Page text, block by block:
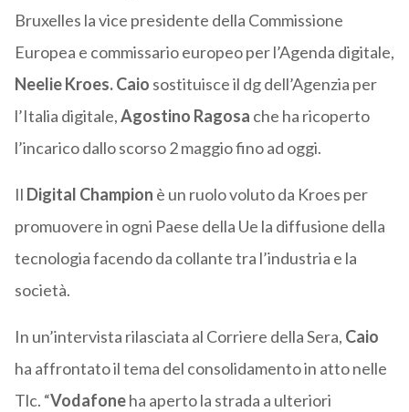
Bruxelles la vice presidente della Commissione
Europea e commissario europeo per l’Agenda digitale,
Neelie Kroes. Caio sostituisce il dg dell’Agenzia per
l’Italia digitale,Agostino Ragosa che ha ricoperto
l’incarico dallo scorso 2 maggio fino ad oggi.
Il Digital Champion è un ruolo voluto da Kroes per
promuovere in ogni Paese della Ue la diffusione della
tecnologia facendo da collante tra l’industria e la
società.
In un’intervista rilasciata al Corriere della Sera, Caio
ha affrontato il tema del consolidamento in atto nelle
Tlc. “Vodafoneha aperto la strada a ulteriori